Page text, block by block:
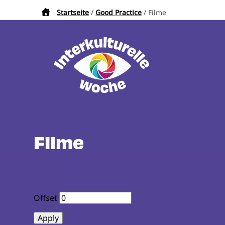
Pfadnavigation
Startseite Good Practice Filme
Filme
Offset